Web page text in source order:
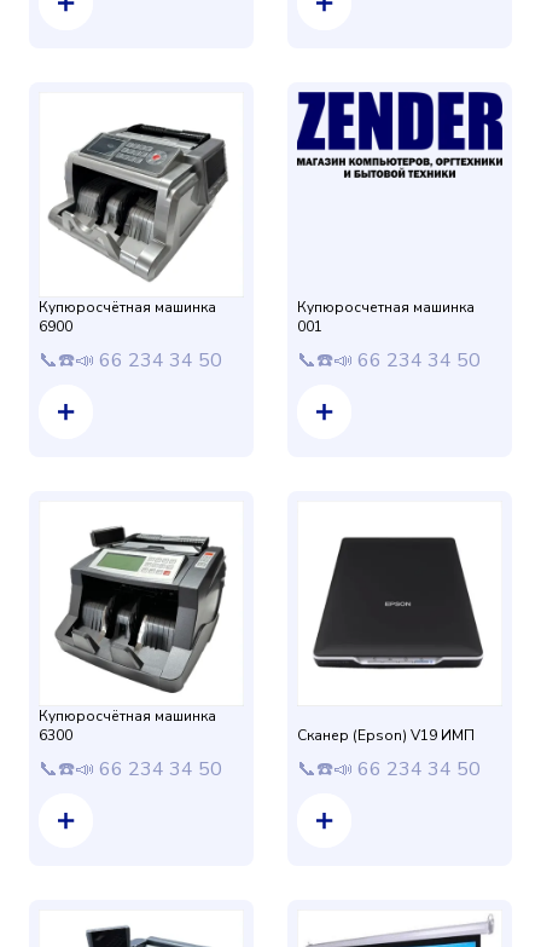
Купюросчётная машинка
6900
📞☎️📣 66 234 34 50
Купюросчетная машинка
001
📞☎️📣 66 234 34 50
Купюросчётная машинка
6300
📞☎️📣 66 234 34 50
Сканер (Epson) V19 ИМП
📞☎️📣 66 234 34 50